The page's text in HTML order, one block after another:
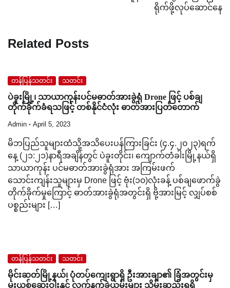
ရိုက်ဖို့လုပ်ဆောင်နေ
Related Posts
တန်ပြန်သတင်း သတင်း
ပဲခူးမြို့၊ သာယာကုန်းပင်မဓာတ်အားခွဲရုံ Drone ဖြင့် ပစ်ချ
တိုက်ခိုက်ခံရသဖြင့် တစ်နိုင်ငံလုံး ဓာတ်အားပြတ်တောက်
Admin April 5, 2023
မိဘပြည်သူများထံသို့အသိပေးပန်ကြားခြင်း (၄.၄.၂၀၂၃)ရက်
နေ့ (၂၁:၂၁)နာရီအချိန်တွင် ပဲခူးတိုင်း၊ ကျောက်တံခါးမြို့နယ်ရှိ
သာယာကုန်း ပင်မဓာတ်အားခွဲရုံအား အကြမ်းဖက်
သောင်းကျန်းသူများမှ Drone ဖြင့် ဗုံး(၁၀)လုံးခန့် ပစ်ချဖောက်ခွဲ
တိုက်ခိုက်မှုကြောင့် ဓာတ်အားခွဲရုံအတွင်းရှိ ဗို့အားမြင့် လျှပ်စစ်
ပစ္စည်းများ […]
တန်ပြန်သတင်း သတင်း
မိုင်းဆတ်မြို့နယ်၊ ပုံတပ်ကျေးရွာရှိ ဦးအားချာ၏ ခြံအတွင်းမှ
မူးယစ်ဆေးဝါးနှင့် လက်နက်ခဲယမ်းများ သိမ်းဆည်းရရှိ